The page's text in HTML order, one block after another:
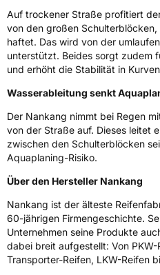
Fahrzeugklasse
C1
3PMSF / Schneeflockensymbol
EisgripNein
EPREL ID468479
Allgemeine
Herstellerkontakt
Nankang Tire
PARKSTRAAT
Auf trockener Straße profitiert
von den großen
haftet. Das wird von der
unterstützt. Beides sorgt zudem
und erhöht die Stabilität in
Wasserableitung senkt
Der Nankang nimmt bei Regen
von der Straße auf. Dieses leitet
zwischen den Schulterblöcken
Aquaplaning-Risiko.
Über den Hersteller Nankang
Nankang ist der älteste
60-jährigen Firmengeschichte.
Unternehmen seine Produkte
dabei breit aufgestellt: Von
Transporter-Reifen, LKW-Reifen